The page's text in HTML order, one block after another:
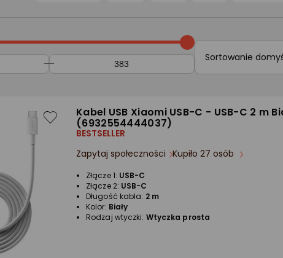
Sortowanie
Kabel USB Xiaomi USB-C - USB-C 2 m
(6932554444037)
BESTSELLER
Zapytaj społeczności Kupiło 27 osób
Złącze 1: USB-C
Złącze 2: USB-C
Długość kabla: 2 m
Kolor: Biały
Rodzaj wtyczki: Wtyczka prosta